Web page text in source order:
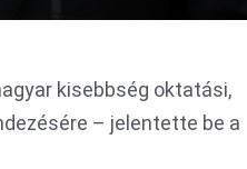
kisebbség oktatási,
– jelentette be a